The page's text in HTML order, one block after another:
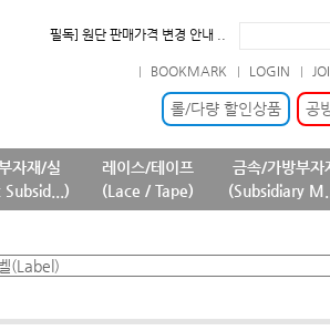
필독] 원단 판매가격 변경 안내 ..
필독] 판매 중단 패턴상품 안내 ..
필독] 상품명 및 상품정보(상품페..
LOGIN
BOOKMARK
공
롤/다량 할인상품
자재/실
Subsid...)
레이스/테이프
(Lace / Tape)
금속/가방부자
(Subsidiary